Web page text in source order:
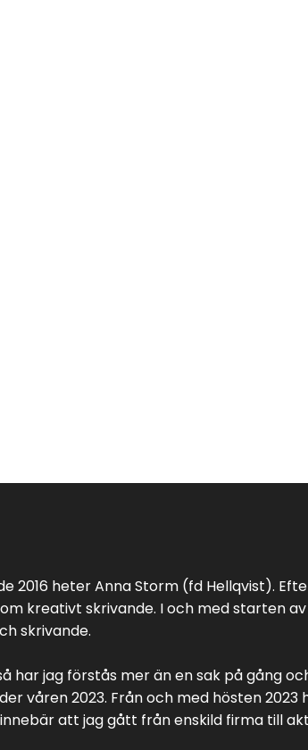
2016 heter Anna Storm (fd Hellqvist).
kreativt skrivande. I och med starten
skrivande.
har jag förstås mer än en sak på gång
våren 2023. Från och med hösten
att jag gått från enskild firma till